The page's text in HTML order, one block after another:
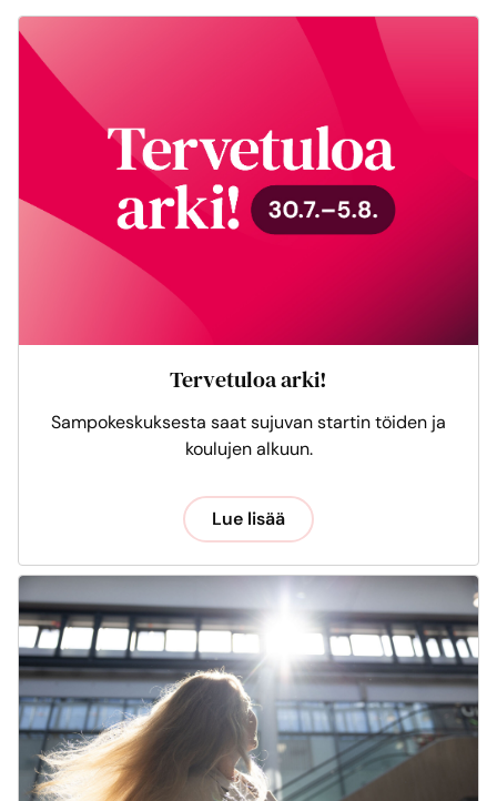
Tervetuloa arki!
Sampokeskuksesta saat sujuvan startin töiden ja
koulujen alkuun.
Lue lisää